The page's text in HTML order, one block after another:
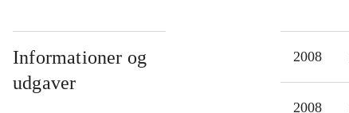
Informationer og
udgaver
2008
2008